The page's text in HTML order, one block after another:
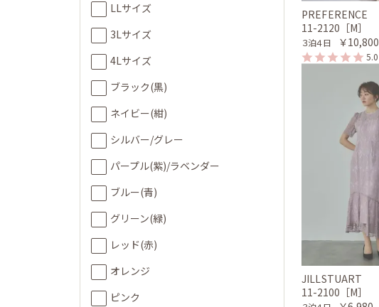
LLサイズ
3Lサイズ
4Lサイズ
ブラック(黒)
ネイビー(紺)
シルバー/グレー
パープル(紫)/ラベンダー
ブルー(青)
グリーン(緑)
レッド(赤)
オレンジ
ピンク
PREFERENCE
11-2120［M］
３泊４日 ￥10,800
5.0
JILLSTUART
11-2100［M］